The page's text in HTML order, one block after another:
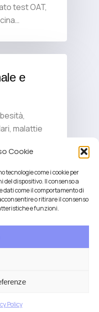
Cookie
tecnologie come i cookie per
dispositivo. Il consenso a
dati come il comportamento di
o ritirare il consenso
e funzioni.
Policy
test OAT,
e
malattie
e
policistico le
sono